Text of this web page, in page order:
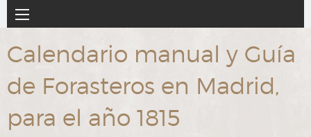
al
principal
Navegación
principal
Calendario manual y Guía
de Forasteros en Madrid,
para el año 1815